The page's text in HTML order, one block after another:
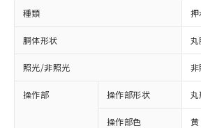
種類
胴体形状
照光/非照光
操作部 操作部形状
操作部色 黄